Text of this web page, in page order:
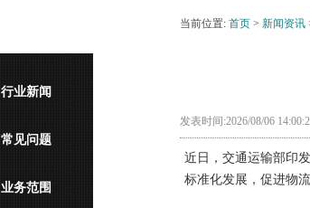
行业新闻
常见问题
业务范围
当前位置: 首页 > 新闻资讯
发表时间:2026/08/06
近日，交通运输部印
标准化发展，促进物